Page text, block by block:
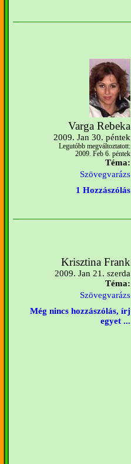
Varga Rebeka
2009. Jan 30. péntek
Legutóbb megváltoztatott:
2009. Feb 6. péntek
Téma:
Szövegvarázs
1 Hozzászólás
Krisztina Frank
2009. Jan 21. szerda
Téma:
Szövegvarázs
Még nincs hozzászólás, írj
egyet ...